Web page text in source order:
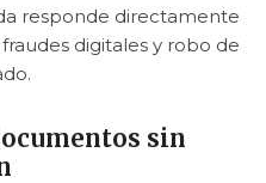
responde directamente
digitales y robo de
sin